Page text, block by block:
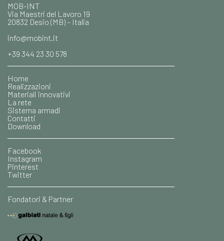
MOB-INT
Via Maestri del Lavoro 19
20832 Desio (MB) – Italia
info@mobint.it
+39 344 23 30 578
Home
Realizzazioni
Materiali innovativi
La rete
Sistema armadi
Contatti
Download
Facebook
Instagram
Pinterest
Twitter
Fondatori & Partner